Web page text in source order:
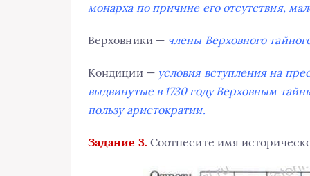
монарха по причине его отсутствия,
Верховники — члены Верховного
Кондиции — условия вступления на
выдвинутые в 1730 году Верховным
пользу аристократии.
Задание 3. Соотнесите имя